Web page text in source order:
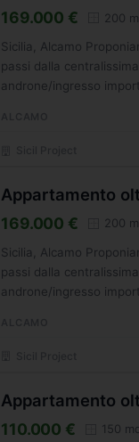
169.000 € 200
Sicilia, Alcamo
passi dalla
androne/ingresso
Appartamento
169.000 € 200
Sicilia, Alcamo
passi dalla
androne/ingresso
Appartamento
110.000 € 150